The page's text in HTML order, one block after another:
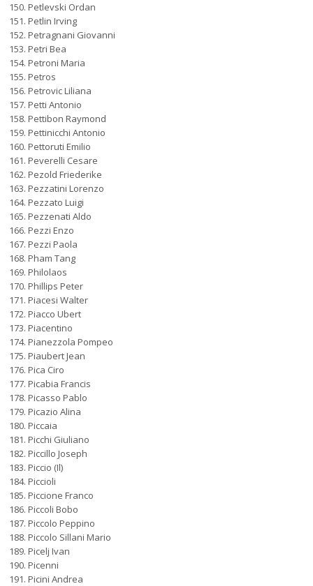
Petlevski Ordan
Petlin Irving
Petragnani Giovanni
Petri Bea
Petroni Maria
Petros
Petrovic Liliana
Petti Antonio
Pettibon Raymond
Pettinicchi Antonio
Pettoruti Emilio
Peverelli Cesare
Pezold Friederike
Pezzatini Lorenzo
Pezzato Luigi
Pezzenati Aldo
Pezzi Enzo
Pezzi Paola
Pham Tang
Philolaos
Phillips Peter
Piacesi Walter
Piacco Ubert
Piacentino
Pianezzola Pompeo
Piaubert Jean
Pica Ciro
Picabia Francis
Picasso Pablo
Picazio Alina
Piccaia
Picchi Giuliano
Piccillo Joseph
Piccio (Il)
Piccioli
Piccione Franco
Piccoli Bobo
Piccolo Peppino
Piccolo Sillani Mario
Picelj Ivan
Picenni
Picini Andrea